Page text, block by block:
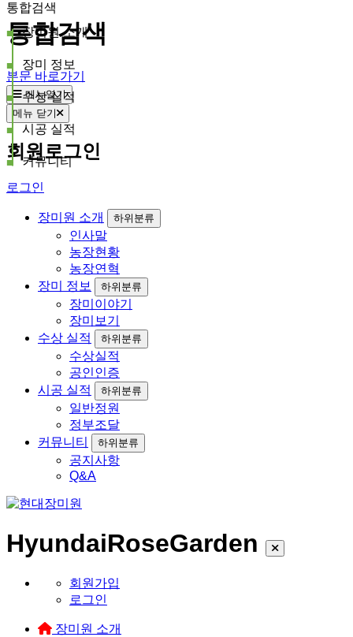
통합검색
본문 바로가기
메뉴열기
메뉴 닫기
회원로그인
로그인
장미원 소개 하위분류
인사말
농장현황
농장연혁
장미 정보
하위분류
장미이야기
장미보기
수상 실적
하위분류
수상실적
공인인증
시공 실적
하위분류
일반정원
정부조달
커뮤니티
하위분류
공지사항
Q&A
HyundaiRoseGarden
회원가입
로그인
장미원 소개
통합검색
장미원 소개
장미 정보
수상 실적
시공 실적
커뮤니티